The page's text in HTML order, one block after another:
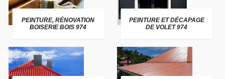
PEINTURE, RÉNOVATION
BOISERIE BOIS 974
PEINTURE ET DÉCAPAGE
DE VOLET 974